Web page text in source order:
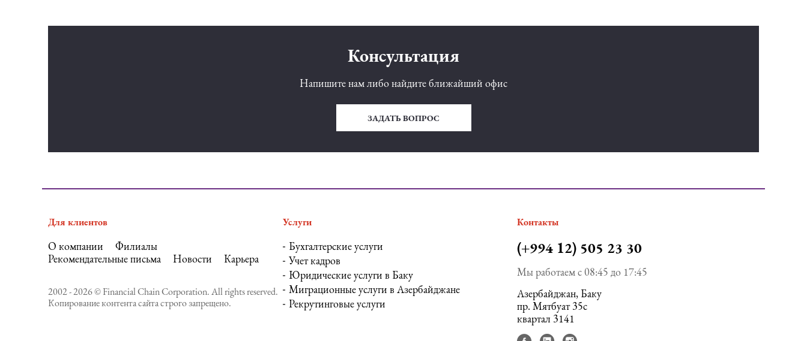
Консультация
Напишите нам либо найдите ближайший офис
ЗАДАТЬ ВОПРОС
Для клиентов
О компании
Филиалы
Рекомендательные письма
Новости Карьера
2002 - 2026 © Financial Chain Corporation. All rights reserved.
Копирование контента сайта строго запрещено.
Услуги
Бухгалтерские услуги
Учет кадров
Юридические услуги в Баку
Миграционные услуги в Азербайджане
Рекрутинговые услуги
Контакты
(+994 12) 505 23 30
Мы работаем с 08:45 до 17:45
Азербайджан, Баку
пр. Мятбуат 35с
квартал 3141